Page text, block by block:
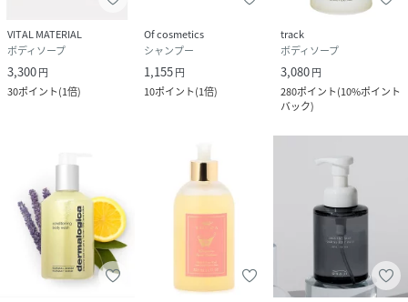
VITAL MATERIAL
ボディソープ
3,300円
30ポイント(1倍)
Of cosmetics
シャンプー
1,155円
10ポイント(1倍)
track
ボディソープ
3,080円
280ポイント(10%ポイント
バック)